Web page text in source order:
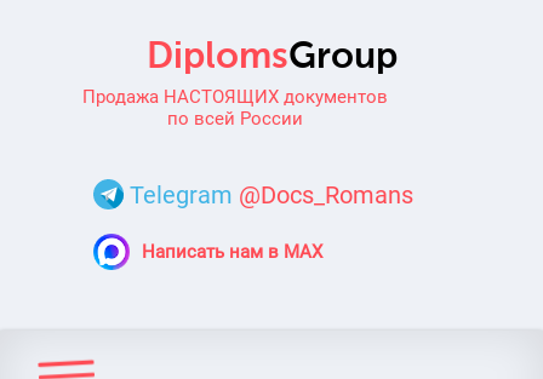
Продажа НАСТОЯЩИХ документов
по всей России
Telegram @Docs_Romans
Написать нам в MAX